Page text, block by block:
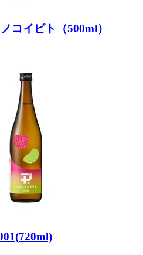
コイビト（500ml）